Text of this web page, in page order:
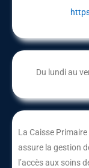
Du lundi au
La Caisse Primaire
assure la gestion
l’accès aux soins